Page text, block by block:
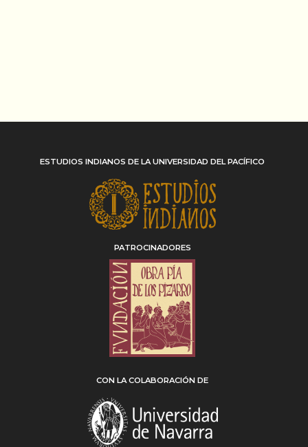
ESTUDIOS INDIANOS DE LA UNIVERSIDAD DEL PACÍFICO
PATROCINADORES
CON LA COLABORACIÓN DE